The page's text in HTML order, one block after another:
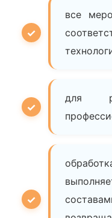
все
для